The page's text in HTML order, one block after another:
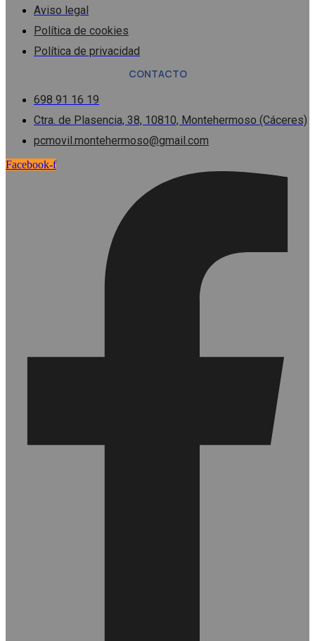
Aviso legal
Política de cookies
Política de privacidad
CONTACTO
698 91 16 19
Ctra. de Plasencia, 38, 10810, Montehermoso (Cáceres)
pcmovil.montehermoso@gmail.com
Facebook-f